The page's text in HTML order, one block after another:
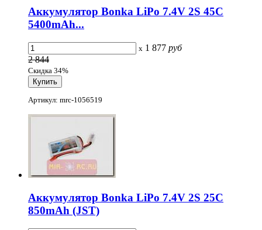
Аккумулятор Bonka LiPo 7.4V 2S 45C
5400mAh...
x 1 877 руб
2 844
Скидка 34%
Артикул: mrc-1056519
Аккумулятор Bonka LiPo 7.4V 2S 25C
850mAh (JST)